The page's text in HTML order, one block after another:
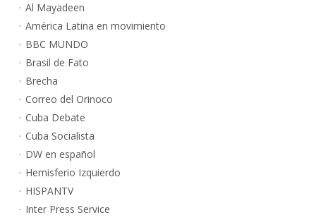
Al Mayadeen
América Latina en movimiento
BBC MUNDO
Brasil de Fato
Brecha
Correo del Orinoco
Cuba Debate
Cuba Socialista
DW en español
Hemisferio Izquierdo
HISPANTV
Inter Press Service